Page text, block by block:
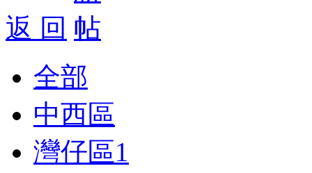
返 回
全部
中西區
灣仔區1